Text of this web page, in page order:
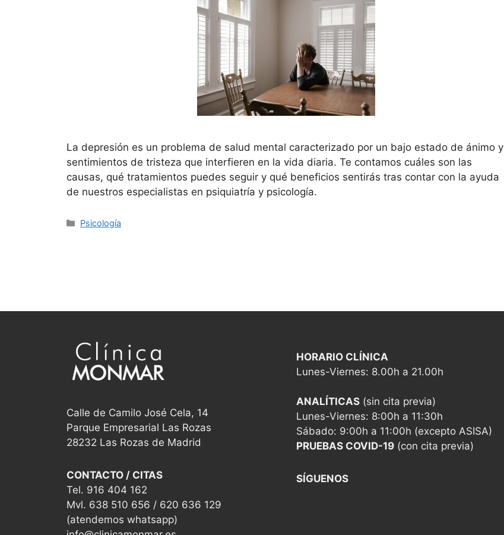
La depresión es un problema de salud mental caracterizado por un bajo estado de ánimo y
sentimientos de tristeza que interfieren en la vida diaria. Te contamos cuáles son las
causas, qué tratamientos puedes seguir y qué beneficios sentirás tras contar con la ayuda
de nuestros especialistas en psiquiatría y psicología.
Categorías
Psicología
Calle de Camilo José Cela, 14
Parque Empresarial Las Rozas
28232 Las Rozas de Madrid
CONTACTO / CITAS
Tel. 916 404 162
Mvl. 638 510 656 / 620 636 129
(atendemos whatsapp)
HORARIO CLÍNICA
Lunes-Viernes: 8.00h a 21.00h
ANALÍTICAS(sin cita previa)
Lunes-Viernes: 8:00h a 11:30h
Sábado: 9:00h a 11:00h (excepto ASISA)
PRUEBAS COVID-19(con cita previa)
SÍGUENOS